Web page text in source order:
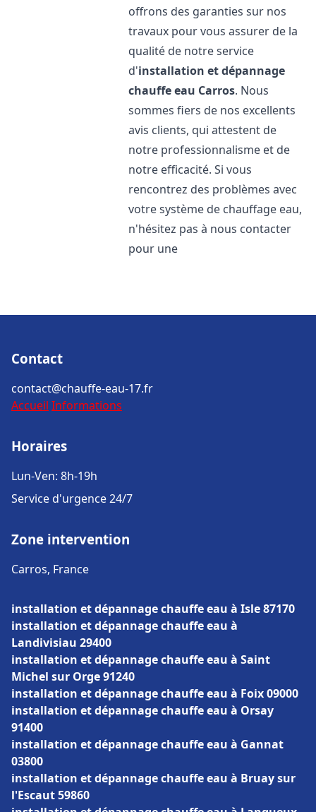
offrons des garanties sur nos
travaux pour vous assurer de la
qualité de notre service
d'installation et dépannage
chauffe eau Carros. Nous
sommes fiers de nos excellents
avis clients, qui attestent de
notre professionnalisme et de
notre efficacité. Si vous
rencontrez des problèmes avec
votre système de chauffage eau,
n'hésitez pas à nous contacter
pour une
Contact
contact@chauffe-eau-17.fr
Accueil Informations
Horaires
Lun-Ven: 8h-19h
Service d'urgence 24/7
Zone intervention
Carros, France
installation et dépannage chauffe eau à Isle 87170
installation et dépannage chauffe eau à
Landivisiau 29400
installation et dépannage chauffe eau à Saint
Michel sur Orge 91240
installation et dépannage chauffe eau à Foix 09000
installation et dépannage chauffe eau à Orsay
91400
installation et dépannage chauffe eau à Gannat
03800
installation et dépannage chauffe eau à Bruay sur
l'Escaut 59860